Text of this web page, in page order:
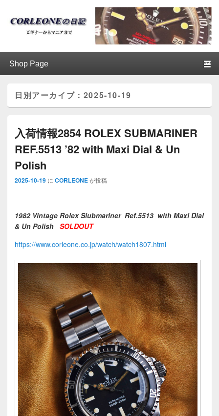
ブログ / アンティークロレックス
│CORLEONE
日別アーカイブ： 2025-10-19
入荷情報2854 ROLEX SUBMARINER
REF.5513 ’82 with Maxi Dial & Un
Polish
2025-10-19 に CORLEONEが投稿
1982 Vintage Rolex Siubmariner Ref.5513 with Maxi Dial
& Un Polish SOLDOUT
https://www.corleone.co.jp/watch/watch1807.html